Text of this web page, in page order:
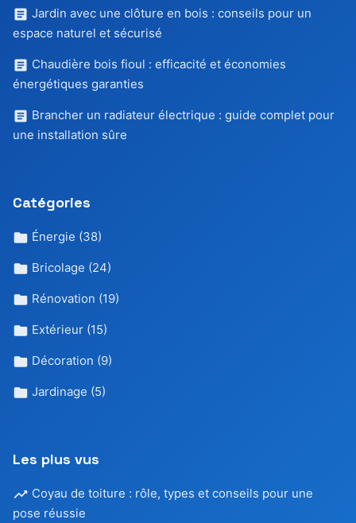
Jardin avec une clôture en bois : conseils pour un
espace naturel et sécurisé
Chaudière bois fioul : efficacité et économies
énergétiques garanties
Brancher un radiateur électrique : guide complet pour
une installation sûre
Catégories
Énergie (38)
Bricolage (24)
Rénovation (19)
Extérieur (15)
Décoration (9)
Jardinage (5)
Les plus vus
Coyau de toiture : rôle, types et conseils pour une
pose réussie